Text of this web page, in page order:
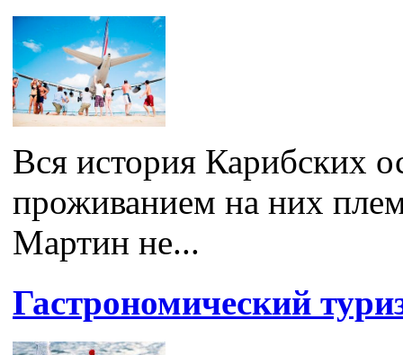
Вся история Карибских
проживанием на них
Мартин не...
Гастрономический